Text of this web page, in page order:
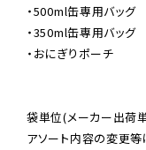
・500ml缶専用バッグ
・350ml缶専用バッグ
・おにぎりポーチ
袋単位(メーカー出荷
アソート内容の変更等